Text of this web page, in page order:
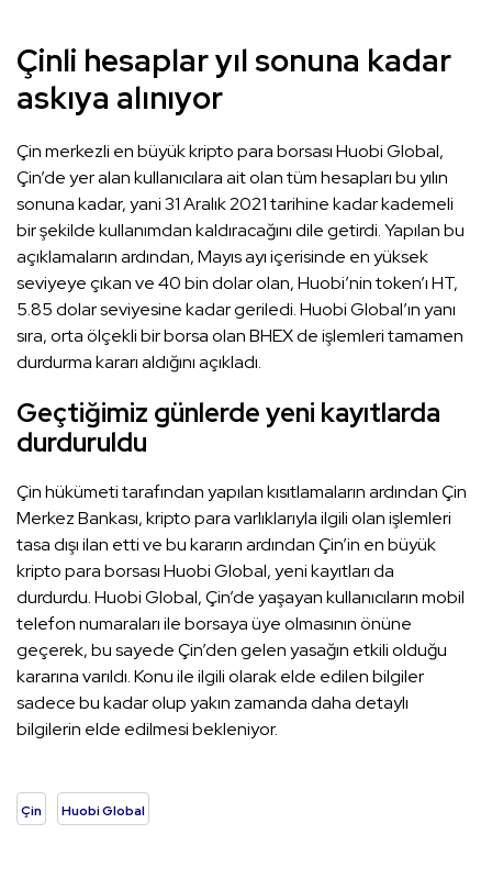
Çinli hesaplar yıl sonuna kadar
askıya alınıyor
Çin merkezli en büyük kripto para borsası Huobi Global,
Çin’de yer alan kullanıcılara ait olan tüm hesapları bu yılın
sonuna kadar, yani 31 Aralık 2021 tarihine kadar kademeli
bir şekilde kullanımdan kaldıracağını dile getirdi. Yapılan bu
açıklamaların ardından, Mayıs ayı içerisinde en yüksek
seviyeye çıkan ve 40 bin dolar olan, Huobi’nin token’ı HT,
5.85 dolar seviyesine kadar geriledi. Huobi Global’ın yanı
sıra, orta ölçekli bir borsa olan BHEX de işlemleri tamamen
durdurma kararı aldığını açıkladı.
Geçtiğimiz günlerde yeni kayıtlarda
durduruldu
Çin hükümeti tarafından yapılan kısıtlamaların ardından Çin
Merkez Bankası, kripto para varlıklarıyla ilgili olan işlemleri
tasa dışı ilan etti ve bu kararın ardından Çin’in en büyük
kripto para borsası Huobi Global, yeni kayıtları da
durdurdu. Huobi Global, Çin’de yaşayan kullanıcıların mobil
telefon numaraları ile borsaya üye olmasının önüne
geçerek, bu sayede Çin’den gelen yasağın etkili olduğu
kararına varıldı. Konu ile ilgili olarak elde edilen bilgiler
sadece bu kadar olup yakın zamanda daha detaylı
bilgilerin elde edilmesi bekleniyor.
Çin Huobi Global